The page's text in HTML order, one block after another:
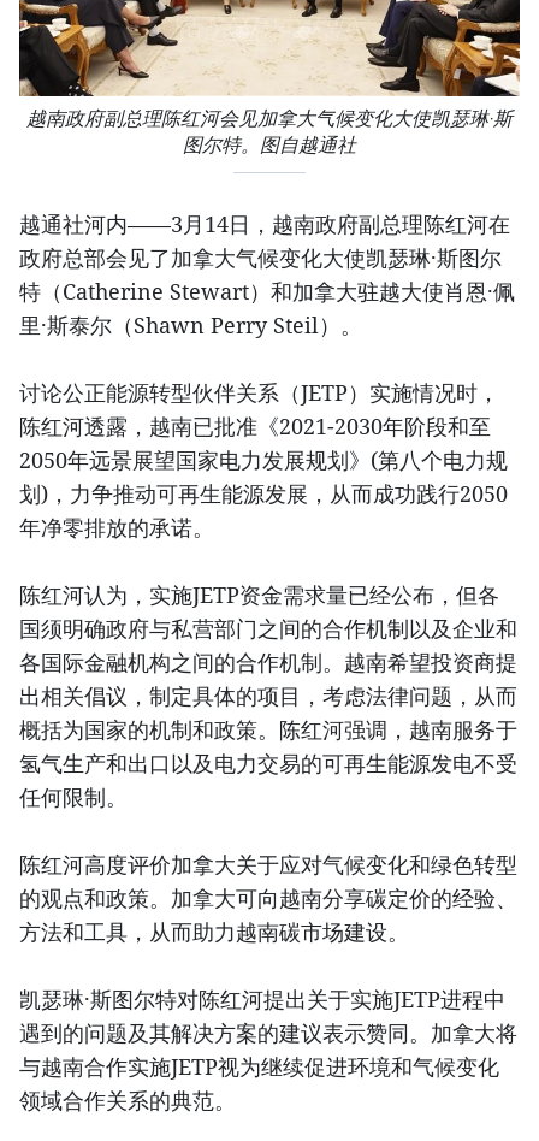
越南政府副总理陈红河会见加拿大气候变化大使凯瑟琳·斯
图尔特。图自越通社
越通社河内——3月14日，越南政府副总理陈红河在
政府总部会见了加拿大气候变化大使凯瑟琳·斯图尔
特（Catherine Stewart）和加拿大驻越大使肖恩·佩
里·斯泰尔（Shawn Perry Steil）。
讨论公正能源转型伙伴关系（JETP）实施情况时，
陈红河透露，越南已批准《2021-2030年阶段和至
2050年远景展望国家电力发展规划》(第八个电力规
划)，力争推动可再生能源发展，从而成功践行2050
年净零排放的承诺。
陈红河认为，实施JETP资金需求量已经公布，但各
国须明确政府与私营部门之间的合作机制以及企业和
各国际金融机构之间的合作机制。越南希望投资商提
出相关倡议，制定具体的项目，考虑法律问题，从而
概括为国家的机制和政策。陈红河强调，越南服务于
氢气生产和出口以及电力交易的可再生能源发电不受
任何限制。
陈红河高度评价加拿大关于应对气候变化和绿色转型
的观点和政策。加拿大可向越南分享碳定价的经验、
方法和工具，从而助力越南碳市场建设。
凯瑟琳·斯图尔特对陈红河提出关于实施JETP进程中
遇到的问题及其解决方案的建议表示赞同。加拿大将
与越南合作实施JETP视为继续促进环境和气候变化
领域合作关系的典范。